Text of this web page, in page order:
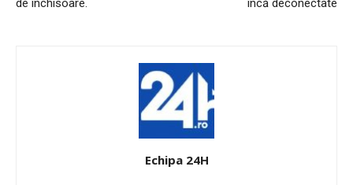
de închisoare.
încă deconectate
Echipa 24H